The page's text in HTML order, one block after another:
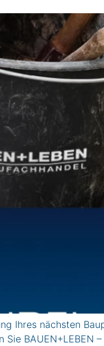
Ihres nächsten
BAUEN+LEBEN